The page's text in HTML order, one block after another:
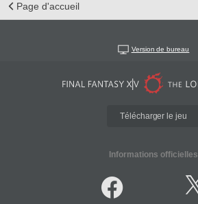
Page d'accueil
Version de bureau
Télécharger le jeu
Informations officielles